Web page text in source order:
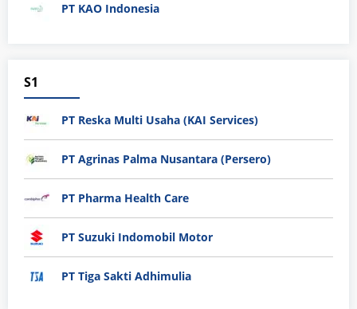
PT KAO Indonesia
S1
PT Reska Multi Usaha (KAI Services)
PT Agrinas Palma Nusantara (Persero)
PT Pharma Health Care
PT Suzuki Indomobil Motor
PT Tiga Sakti Adhimulia